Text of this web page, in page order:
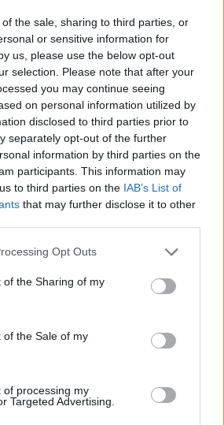
the sale, sharing to third parties, or
or sensitive information for
us, please use the below opt-out
selection. Please note that after your
you may continue seeing
on personal information utilized by
disclosed to third parties prior to
separately opt-out of the further
information by third parties on the
participants. This information may
to third parties on the IAB’s List of
that may further disclose it to other
app uses one or more Google
or usage behaviour. You may click to
to Google and its third-party tags to
specified purposes in below Google
Opt Outs
of the Sharing of my
of the Sale of my
of processing my
Targeted Advertising.
vége Lednicrónán
kocsin, az a motor: a MÁV már a
Rába-MAN-okra cserélte a
ebben viszont még az eredeti
örökíteni a hangját a